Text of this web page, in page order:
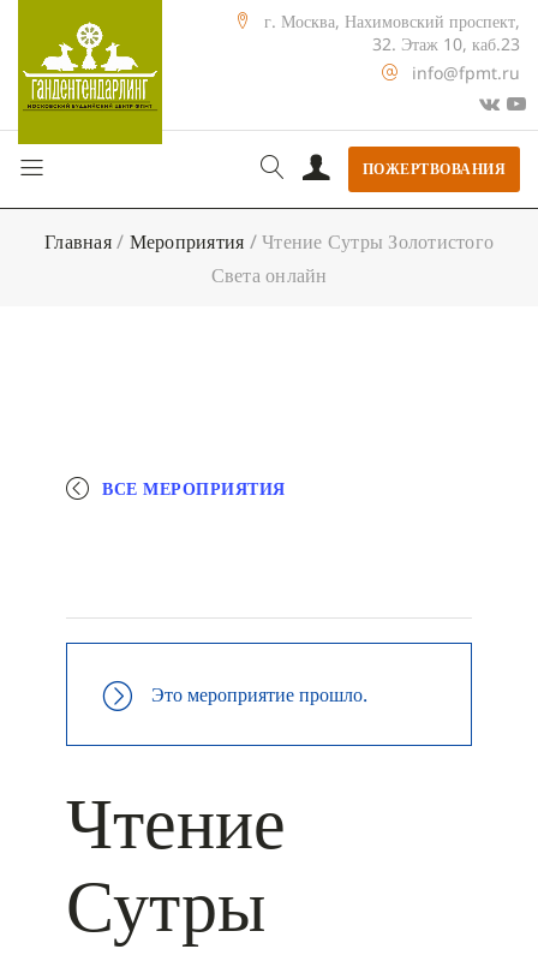
г. Москва, Нахимовский проспект,
32. Этаж 10, каб.23
info@fpmt.ru
ПОЖЕРТВОВАНИЯ
Главная/ Мероприятия /Чтение Сутры Золотистого
Света онлайн
ВСЕ МЕРОПРИЯТИЯ
Это мероприятие прошло.
Чтение
Сутры